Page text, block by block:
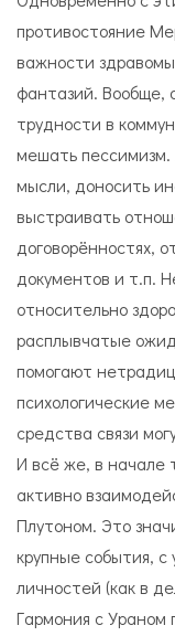
противостояние
важности
фантазий. Вообще,
трудности в
мешать пессимизм.
мысли, доносить
выстраивать
договорённостях,
документов и т.п.
относительно
расплывчатые
помогают
психологические
средства связи
И всё же, в начале
активно
Плутоном. Это
крупные события, с
личностей (как в
Гармония с